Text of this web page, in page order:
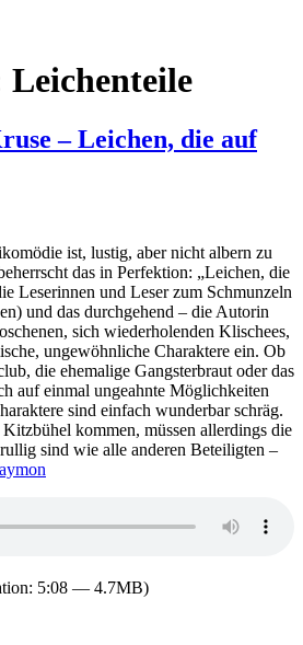
Leichenteile
– Leichen, die auf
ist, lustig, aber nicht albern zu
das in Perfektion: „Leichen, die
Leserinnen und Leser zum Schmunzeln
und das durchgehend – die Autorin
sich wiederholenden Klischees,
ungewöhnliche Charaktere ein. Ob
die ehemalige Gangsterbraut oder das
auf einmal ungeahnte Möglichkeiten
sind einfach wunderbar schräg.
kommen, müssen allerdings die
sind wie alle anderen Beteiligten –
5:08 — 4.7MB)